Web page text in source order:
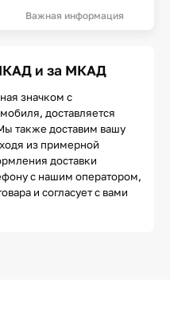
Важная информация
и за МКАД
значком с
доставляется
также доставим вашу
из примерной
доставки
с нашим оператором,
и согласует с вами